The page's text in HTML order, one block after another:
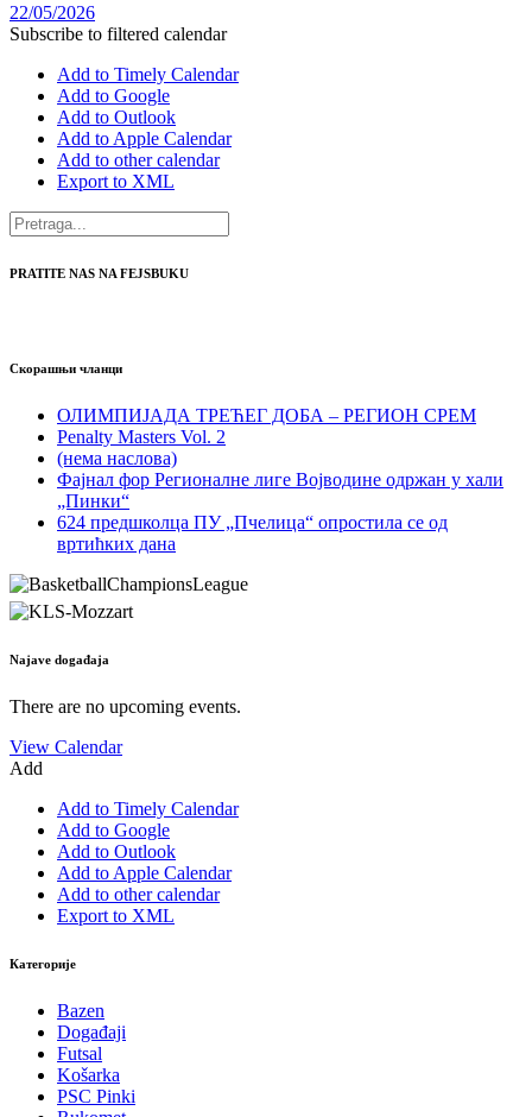
22/05/2026
Subscribe to filtered calendar
Add to Timely Calendar
Add to Google
Add to Outlook
Add to Apple Calendar
Add to other calendar
Export to XML
PRATITE NAS NA FEJSBUKU
Скорашњи чланци
ОЛИМПИЈАДА ТРЕЋЕГ ДОБА – РЕГИОН СРЕМ
Penalty Masters Vol. 2
(нема наслова)
Фајнал фор Регионалне лиге Војводине одржан у хали
„Пинки“
624 предшколца ПУ „Пчелица“ опростила се од
вртићких дана
Najave događaja
There are no upcoming events.
View Calendar
Add
Add to Timely Calendar
Add to Google
Add to Outlook
Add to Apple Calendar
Add to other calendar
Export to XML
Категорије
Bazen
Događaji
Futsal
Košarka
PSC Pinki